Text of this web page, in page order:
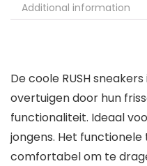
Additional information
De coole RUSH
overtuigen door hun
functionaliteit. Ideaal
jongens. Het functionele
comfortabel om te